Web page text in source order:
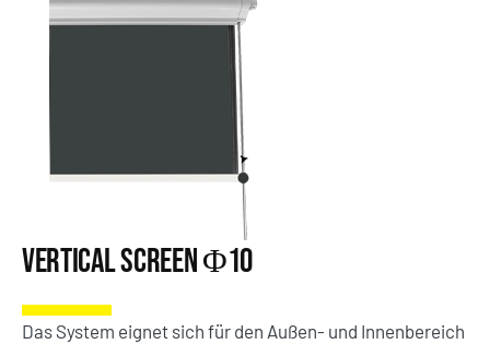
Vertical Screen Φ10
Das System eignet sich für den Außen- und Innenbereich